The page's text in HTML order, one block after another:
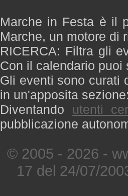
Marche in Festa è il
Marche, un motore di
RICERCA: Filtra gli
Con il calendario
Gli eventi sono curati
in un'apposita sezione:
Diventando utenti
pubblicazione
© 2005 - 2026 -
17 del 24/07/